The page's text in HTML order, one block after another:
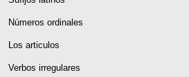
Números ordinales
Los articulos
Verbos irregulares